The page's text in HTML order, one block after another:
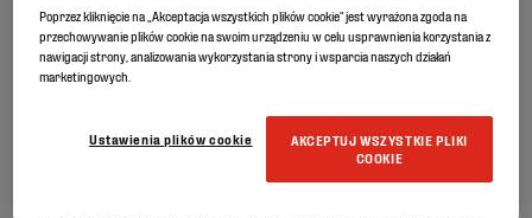
Ten futurystyczny budynek przedszkola w Pontevedra
Poprzez kliknięcie na „Akceptacja wszystkich plików cookie” jest wyrażona zgoda na
przechowywanie plików cookie na swoim urządzeniu w celu usprawnienia korzystania z
nawigacji strony, analizowania wykorzystania strony i wsparcia naszych działań
marketingowych.
AKCEPTUJ WSZYSTKIE PLIKI
COOKIE
Ustawienia plików cookie